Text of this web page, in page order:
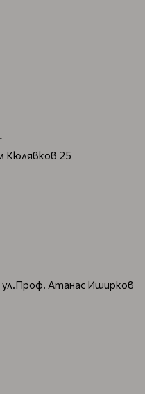
Кюлявков 25
ул.Проф. Атанас Иширков